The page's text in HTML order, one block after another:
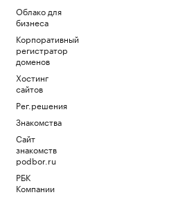
Облако для
бизнеса
Корпоративный
регистратор
доменов
Хостинг
сайтов
Рег.решения
Знакомства
Сайт
знакомств
podbor.ru
РБК
Компании